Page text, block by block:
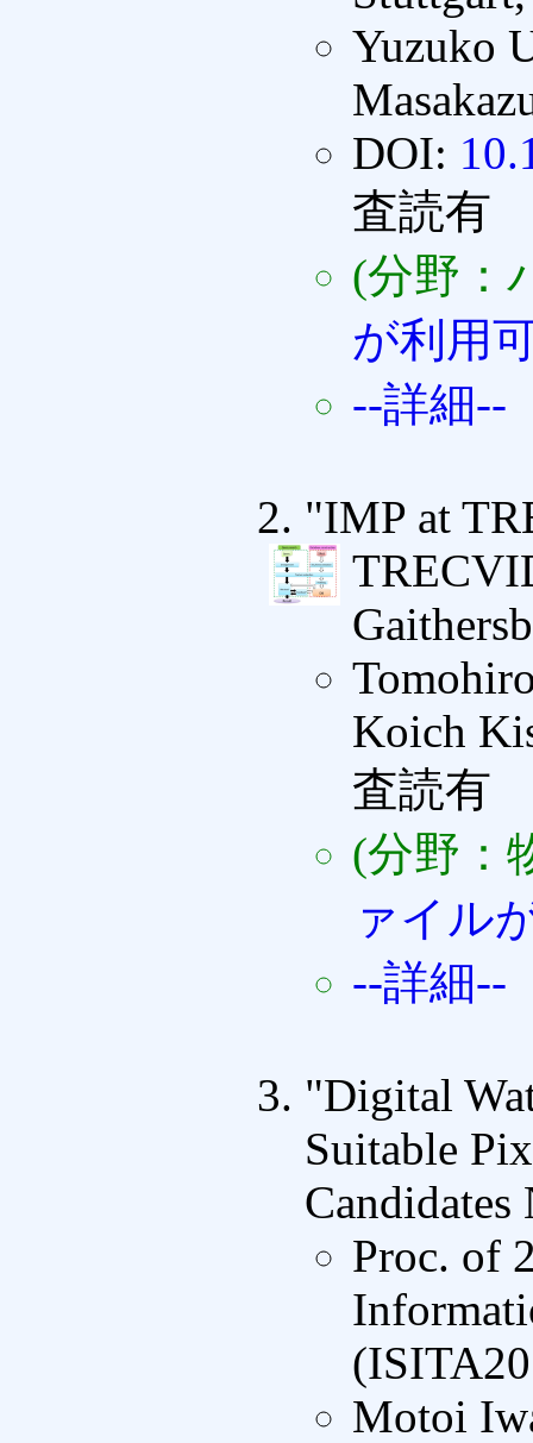
Yuzuko
DOI:
査読有
(分野：
が利用
--詳細--
"IMP at
Koich
査読有
(分野：
ァイル
--詳細--
"Digital
Suitable
Proc. of
Motoi